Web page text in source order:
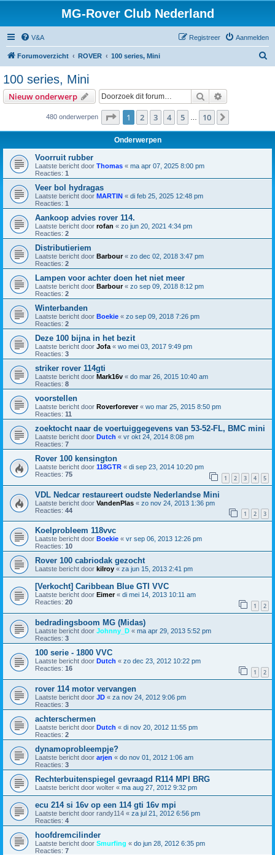
MG-Rover Club Nederland
V&A Aanmelden
Registreer
Forumoverzicht ROVER 100 series, Mini
100 series, Mini
Nieuw onderwerp Zoek
480 onderwerpen Pagina van 10
1 2 3 4 5 10
Onderwerpen
Voorruit rubber
Laatste bericht door Thomas « ma apr 07, 2025 8:00 pm
Reacties: 1
Veer bol hydragas
Laatste bericht door MARTIN « di feb 25, 2025 12:48 pm
Reacties: 1
Aankoop advies rover 114.
Laatste bericht door rofan « zo jun 20, 2021 4:34 pm
Reacties: 2
Distributieriem
Laatste bericht door Barbour« zo dec 02, 2018 3:47 pm
Reacties: 2
Lampen voor achter doen het niet meer
Laatste bericht door Barbour« zo sep 09, 2018 8:12 pm
Reacties: 2
Winterbanden
Laatste bericht door Boekie « zo sep 09, 2018 7:26 pm
Reacties: 2
Deze 100 bijna in het bezit
Laatste bericht door Jofa « wo mei 03, 2017 9:49 pm
Reacties: 3
striker rover 114gti
Laatste bericht door Mark16v « do mar 26, 2015 10:40 am
Reacties: 8
voorstellen
Laatste bericht door Roverforever« wo mar 25, 2015 8:50 pm
Reacties: 11
zoektocht naar de voertuiggegevens van 53-52-FL, BMC mini
Laatste bericht door Dutch « vr okt 24, 2014 8:08 pm
Reacties: 7
Rover 100 kensington
Laatste bericht door 118GTR « di sep 23, 2014 10:20 pm
Reacties: 75 1 2 3 4 5
VDL Nedcar restaureert oudste Nederlandse Mini
Laatste bericht door VandenPlas « zo nov 24, 2013 1:36 pm
Reacties: 44 1 2 3
Koelprobleem 118vvc
Laatste bericht door Boekie « vr sep 06, 2013 12:26 pm
Reacties: 10
Rover 100 cabriodak gezocht
Laatste bericht door kilroy « za jun 15, 2013 2:41 pm
[Verkocht] Caribbean Blue GTI VVC
Laatste bericht door Eimer« di mei 14, 2013 10:11 am
Reacties: 20 1 2
bedradingsboom MG (Midas)
Laatste bericht door Johnny_D « ma apr 29, 2013 5:52 pm
Reacties: 3
100 serie - 1800 VVC
Laatste bericht door Dutch « zo dec 23, 2012 10:22 pm
Reacties: 16 1 2
rover 114 motor vervangen
Laatste bericht door JD « za nov 24, 2012 9:06 pm
Reacties: 3
achterschermen
Laatste bericht door Dutch « di nov 20, 2012 11:55 pm
Reacties: 2
dynamoprobleempje?
Laatste bericht door arjen « do nov 01, 2012 1:06 am
Reacties: 3
Rechterbuitenspiegel gevraagd R114 MPI BRG
Laatste bericht door wolter « ma aug 27, 2012 9:32 pm
ecu 214 si 16v op een 114 gti 16v mpi
Laatste bericht door randy114 « za jul 21, 2012 6:56 pm
Reacties: 4
hoofdremcilinder
Laatste bericht door Smurfing « do jun 28, 2012 6:35 pm
Reacties: 7